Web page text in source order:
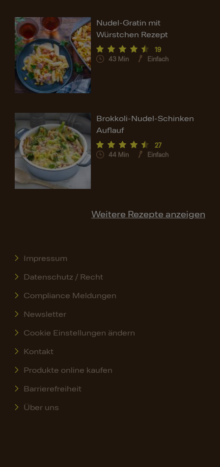
Nudel-Gratin mit
Würstchen Rezept
19
43 Min Einfach
Brokkoli-Nudel-Schinken
Auflauf
27
44 Min Einfach
Weitere Rezepte anzeigen
Impressum
Datenschutz / Recht
Compliance Meldungen
Newsletter
Cookie Einstellungen ändern
Kontakt
Produkte online kaufen
Barrierefreiheit
Über uns